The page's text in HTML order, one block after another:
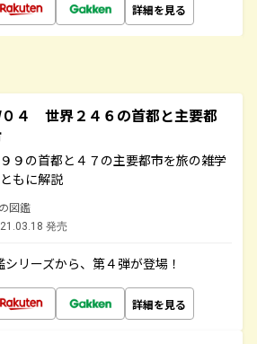
詳細を見る
４ 世界２４６の首都と主要都
９の首都と４７の主要都市を旅の雑学
もに解説
図鑑
発売
シリーズから、第４弾が登場！
詳細を見る